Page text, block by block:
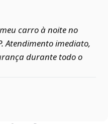
carro à noite no
Atendimento imediato,
durante todo o